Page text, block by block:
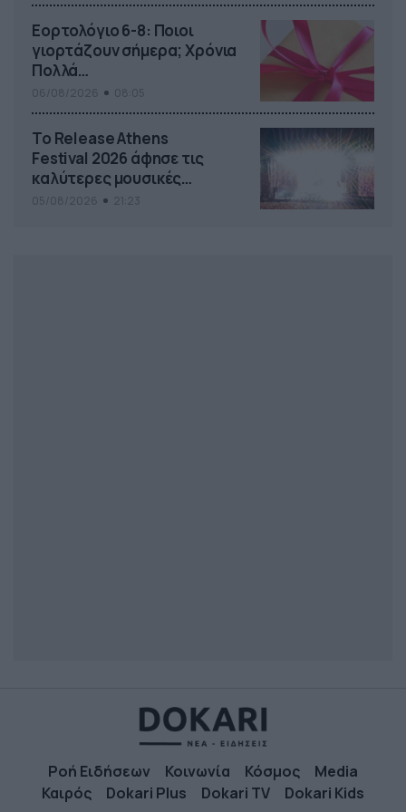
Εορτολόγιο 6-8: Ποιοι
γιορτάζουν σήμερα; Χρόνια
Πολλά…
Το Release Athens
Festival 2026 άφησε τις
καλύτερες μουσικές
αναμνήσεις
Ροή Ειδήσεων Κοινωνία Κόσμος
Media
Καιρός
Dokari Plus Dokari TV Dokari Kids